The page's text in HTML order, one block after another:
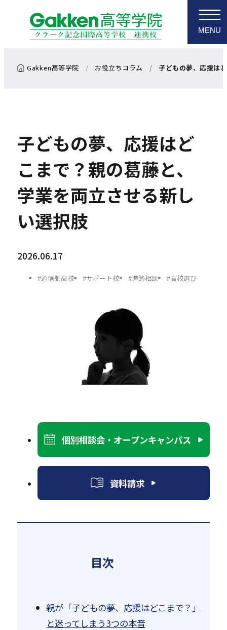
MENU
お役立ちコラム 子どもの夢、応援は
子どもの夢、応援はど
こまで？親の葛藤と、
学業を両立させる新し
い選択肢
2026.06.17
#通信制高校 #サポート校 #進路相談 #高校選び
個別相談会・オープンキャンパス
資料請求
目次
親が「子どもの夢、応援はどこまで？」
と迷ってしまう3つの本音